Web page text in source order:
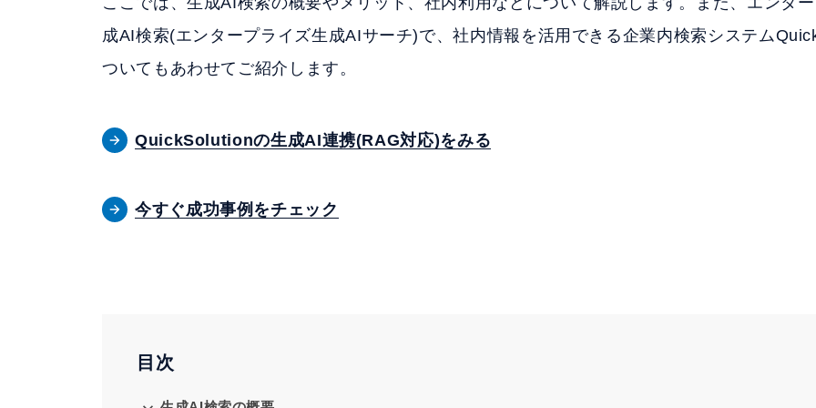
成AI検索(エンタープライズ生成AIサーチ)で、社内情報を活用できる企業内検索システム
ついてもあわせてご紹介します。
QuickSolutionの生成AI連携(RAG対応)をみる
今すぐ成功事例をチェック
目次